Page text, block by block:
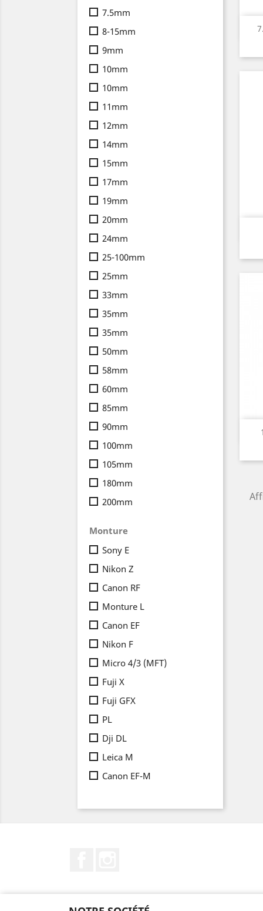
7.5mm
8-15mm
9mm
10mm
10mm
11mm
12mm
14mm
15mm
17mm
19mm
20mm
24mm
25-100mm
25mm
33mm
35mm
35mm
50mm
58mm
60mm
85mm
90mm
100mm
105mm
180mm
200mm
Monture
Sony E
Nikon Z
Canon RF
Monture L
Canon EF
Nikon F
Micro 4/3 (MFT)
Fuji X
Fuji GFX
PL
Dji DL
Leica M
Canon EF-M